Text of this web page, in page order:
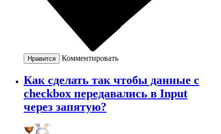
Нравится Комментировать
Как сделать так чтобы данные с
checkbox передавались в Input
через запятую?